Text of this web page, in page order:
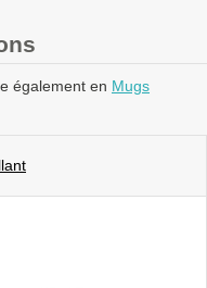
également en Mugs